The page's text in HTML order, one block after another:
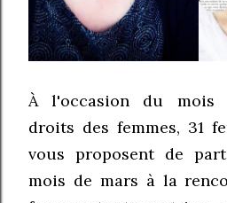
À l'occasion du mois
droits des femmes, 31
vous proposent de
mois de mars à la